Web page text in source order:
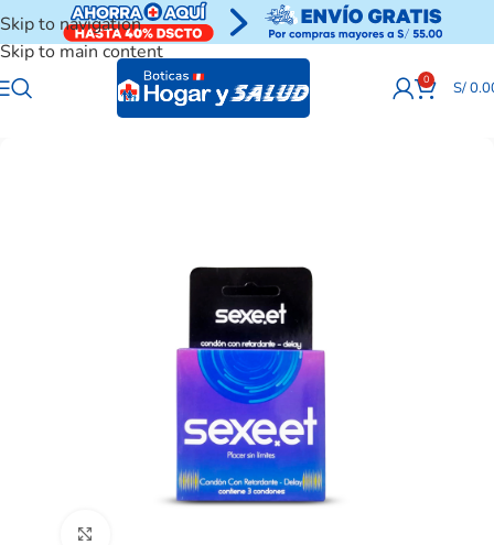
Skip to navigation
Skip to main content
0 S/